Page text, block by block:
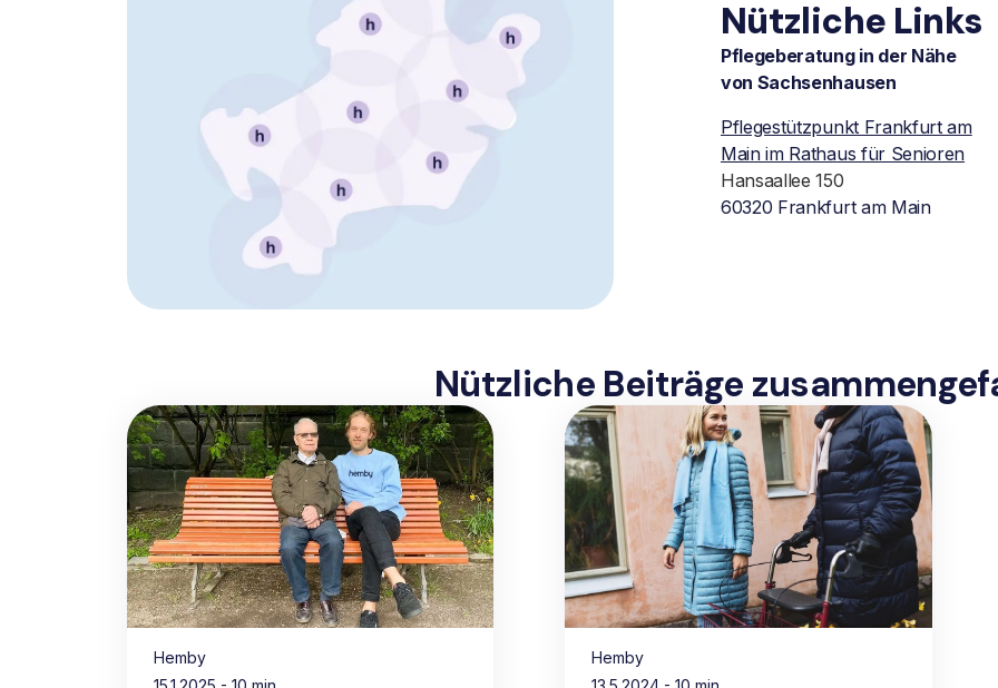
Nützliche Links
Pflegeberatung in der Nähe
von Sachsenhausen
Pflegestützpunkt Frankfurt am
Main im Rathaus für Senioren
Hansaallee 150
60320 Frankfurt am Main
Nützliche Beiträge
Hemby
Hemby